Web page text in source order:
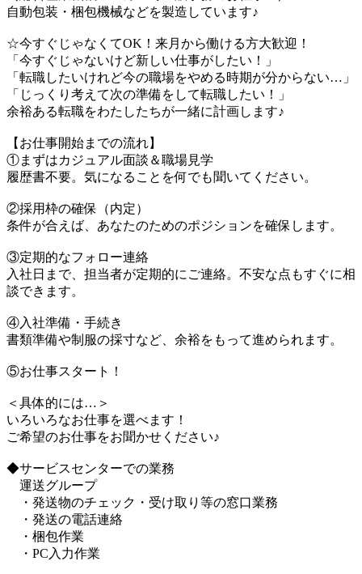
自動包装・梱包機械などを製造しています♪
☆今すぐじゃなくてOK！来月から働ける方大歓迎！
「今すぐじゃないけど新しい仕事がしたい！」
「転職したいけれど今の職場をやめる時期が分からない…」
「じっくり考えて次の準備をして転職したい！」
余裕ある転職をわたしたちが一緒に計画します♪
【お仕事開始までの流れ】
①まずはカジュアル面談＆職場見学
履歴書不要。気になることを何でも聞いてください。
②採用枠の確保（内定）
条件が合えば、あなたのためのポジションを確保します。
③定期的なフォロー連絡
入社日まで、担当者が定期的にご連絡。不安な点もすぐに相
談できます。
④入社準備・手続き
書類準備や制服の採寸など、余裕をもって進められます。
⑤お仕事スタート！
＜具体的には…＞
いろいろなお仕事を選べます！
ご希望のお仕事をお聞かせください♪
◆サービスセンターでの業務
運送グループ
・発送物のチェック・受け取り等の窓口業務
・発送の電話連絡
・梱包作業
・PC入力作業